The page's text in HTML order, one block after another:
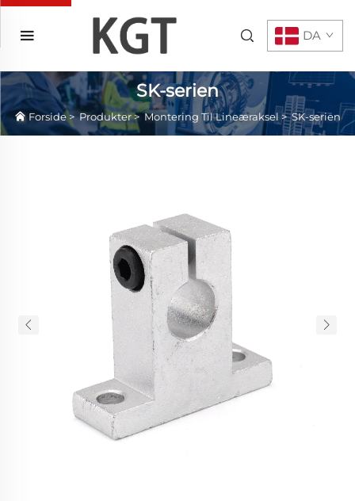
DA
SK-serien
Forside>Produkter>Montering Til Lineæraksel >SK-serien